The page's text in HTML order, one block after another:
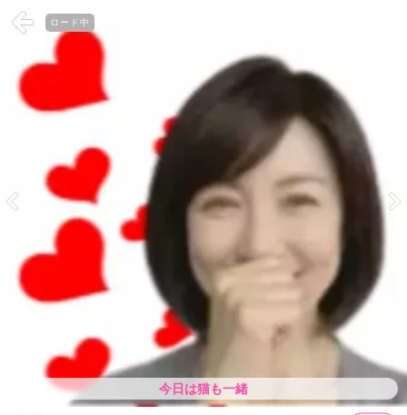
ロード中
今日は猫も一緒